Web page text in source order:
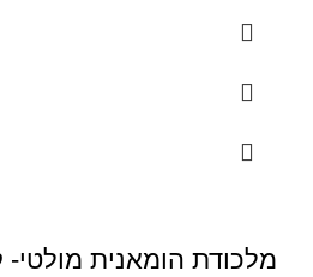
מלכודת הומאנית